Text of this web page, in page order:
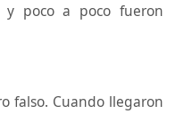
y poco a poco fueron
falso. Cuando llegaron